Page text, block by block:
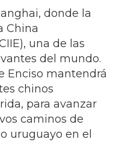
donde la
China
una de las
del mundo.
Enciso mantendrá
chinos
para avanzar
caminos de
uruguayo en el